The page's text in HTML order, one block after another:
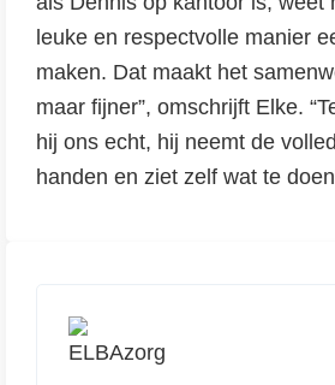
leuke en respectvolle manier
maken. Dat maakt het
maar fijner”, omschrijft Elke.
hij ons echt, hij neemt de
handen en ziet zelf wat te